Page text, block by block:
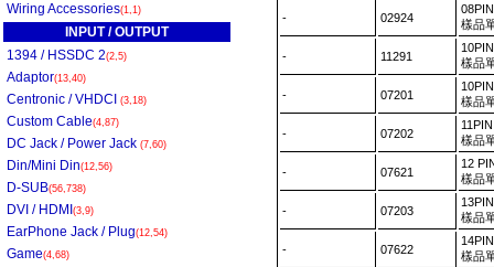
Wiring Accessories(1,1)
INPUT / OUTPUT
1394 / HSSDC 2(2,5)
Adaptor(13,40)
Centronic / VHDCI (3,18)
Custom Cable(4,87)
DC Jack / Power Jack (7,60)
Din/Mini Din(12,56)
D-SUB(56,738)
DVI / HDMI (3,9)
EarPhone Jack / Plug(12,54)
Game(4,68)
- 02924
樣品
- 11291
樣品
- 07201
樣品
- 07202
樣品
- 07621
12
樣品
- 07203
樣品
- 07622
樣品